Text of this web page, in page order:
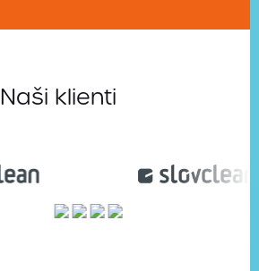
Naši klienti